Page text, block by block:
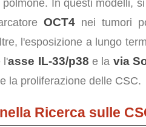
In questi modelli,
OCT4 nei tumori
l'esposizione a lungo
l'asse IL-33/p38 e la via
la proliferazione delle CSC.
Ricerca sulle